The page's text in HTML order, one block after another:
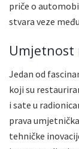
priče o
stvara veze
Umjetnost
Jedan od
koji su
i sate u
prava
tehničke